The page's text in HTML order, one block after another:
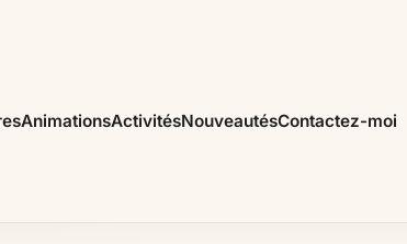
AnimationsActivitésNouveautésContactez-moi